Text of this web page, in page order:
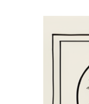
grösseres
Bild